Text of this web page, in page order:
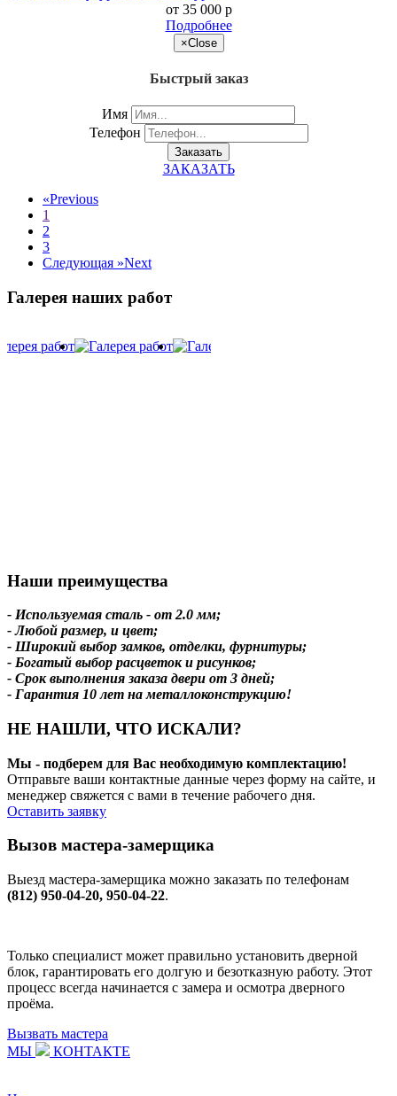
от 35 000 p
Подробнее
×Close
Быстрый заказ
Имя
Телефон
Заказать
ЗАКАЗАТЬ
«Previous
1
2
3
Следующая »Next
Галерея наших работ
Наши преимущества
- Используемая сталь - от 2.0 мм;
- Любой размер, и цвет;
- Широкий выбор замков, отделки, фурнитуры;
- Богатый выбор расцветок и рисунков;
- Срок выполнения заказа двери от 3 дней;
- Гарантия 10 лет на металлоконструкцию!
НЕ НАШЛИ, ЧТО ИСКАЛИ?
Мы - подберем для Вас необходимую комплектацию!
Отправьте ваши контактные данные через форму на сайте, и
менеджер свяжется с вами в течение рабочего дня.
Оставить заявку
Вызов мастера-замерщика
Выезд мастера-замерщика можно заказать по телефонам
(812) 950-04-20, 950-04-22.
Только специалист может правильно установить дверной
блок, гарантировать его долгую и безотказную работу. Этот
процесс всегда начинается с замера и осмотра дверного
проёма.
Вызвать мастера
МЫ
КОНТАКТЕ